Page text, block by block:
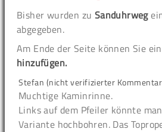
Bisher wurden zu Sanduhrweg
abgegeben.
Am Ende der Seite können Sie
hinzufügen.
Stefan (nicht verifizierter
Muchtige Kaminrinne.
Links auf dem Pfeiler könnte
Variante hochbohren. Das